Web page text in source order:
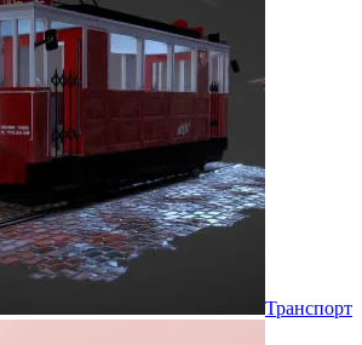
Транспорт